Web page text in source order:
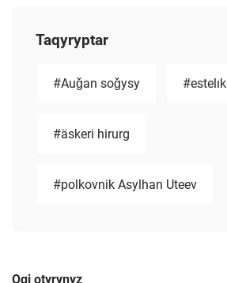
Taqyryptar
#Auǧan soǧysy #estelık
#äskeri hirurg
#polkovnik Asylhan Uteev
Oqi otyryŋyz